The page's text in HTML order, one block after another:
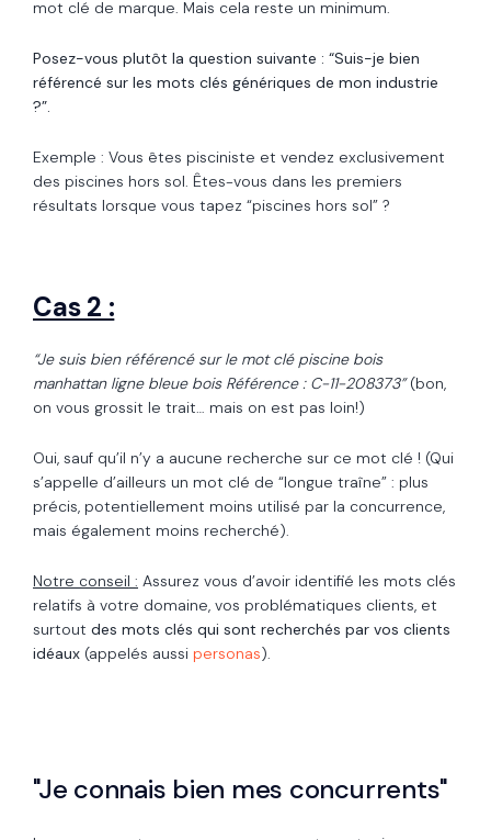
mot clé de marque. Mais cela reste un minimum.
Posez-vous plutôt la question suivante : “Suis-je bien
référencé sur les mots clés génériques de mon industrie
?”.
Exemple : Vous êtes pisciniste et vendez exclusivement
des piscines hors sol. Êtes-vous dans les premiers
résultats lorsque vous tapez “piscines hors sol” ?
Cas 2 :
“Je suis bien référencé sur le mot clé piscine bois
manhattan ligne bleue bois Référence : C-11-208373”(bon,
on vous grossit le trait… mais on est pas loin!)
Oui, sauf qu’il n’y a aucune recherche sur ce mot clé ! (Qui
s’appelle d’ailleurs un mot clé de “longue traîne” : plus
précis, potentiellement moins utilisé par la concurrence,
mais également moins recherché).
Notre conseil : Assurez vous d’avoir identifié les mots clés
relatifs à votre domaine, vos problématiques clients, et
surtout des mots clés qui sont recherchés par vos clients
idéaux (appelés aussi personas).
"Je connais bien mes concurrents"